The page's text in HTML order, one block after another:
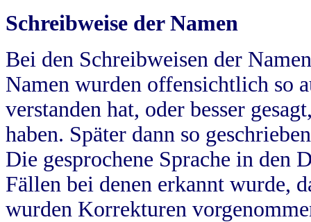
Schreibweise der Namen
Bei den Schreibweisen der
Namen wurden offensichtlich so
verstanden hat, oder besser
haben. Später dann so
Die gesprochene Sprache in
Fällen bei denen erkannt wurde,
wurden Korrekturen